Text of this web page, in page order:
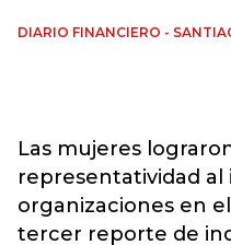
DIARIO FINANCIERO -
Las mujeres
representatividad al
organizaciones en
tercer reporte de